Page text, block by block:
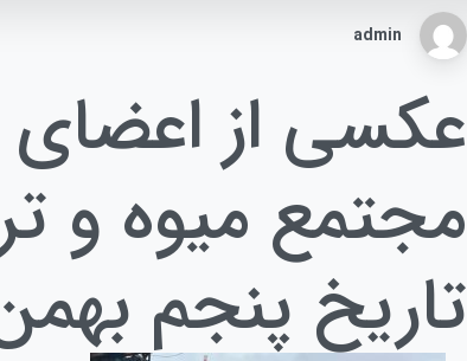
admin
عکسی از
مجتمع میوه و
تاریخ پنجم بهمن